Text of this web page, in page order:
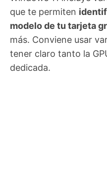
que te permiten
modelo de tu tarjeta
más. Conviene usar
tener claro tanto la
dedicada.